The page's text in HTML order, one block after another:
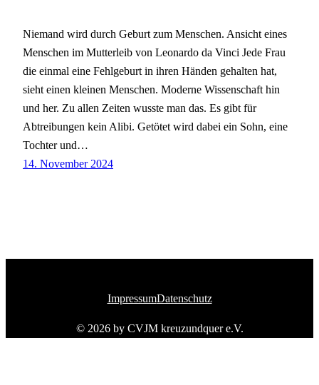
Niemand wird durch Geburt zum Menschen. Ansicht eines
Menschen im Mutterleib von Leonardo da Vinci Jede Frau
die einmal eine Fehlgeburt in ihren Händen gehalten hat,
sieht einen kleinen Menschen. Moderne Wissenschaft hin
und her. Zu allen Zeiten wusste man das. Es gibt für
Abtreibungen kein Alibi. Getötet wird dabei ein Sohn, eine
Tochter und…
14. November 2024
ImpressumDatenschutz
© 2026 by CVJM kreuzundquer e.V.